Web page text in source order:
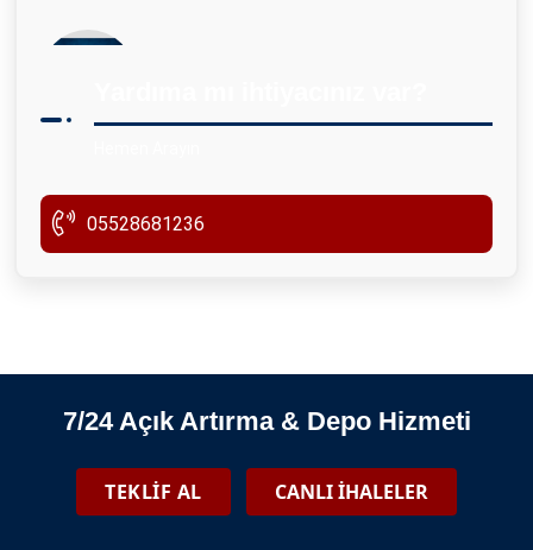
Türkiye Depo Savaşları
Kars Evden Eve Nakliyat
05528681236
7/24 Açık Artırma & Depo Hizmeti
TEKLİF AL CANLI İHALELER